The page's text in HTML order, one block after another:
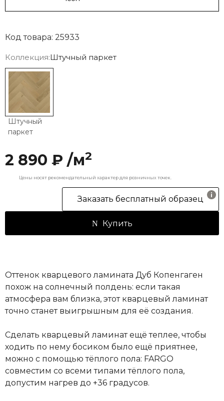
Код товара: 25933
Коллекция:Штучный паркет
Штучный
паркет
2 890 ₽ /м2
Цены носят рекомендательный характер для розничных точек.
Заказать бесплатный образец
Купить
Оттенок кварцевого ламината Дуб Копенгаген
похож на солнечный полдень: если такая
атмосфера вам близка, этот кварцевый ламинат
точно станет выигрышным для её создания.
Сделать кварцевый ламинат ещё теплее, чтобы
ходить по нему босиком было ещё приятнее,
можно с помощью тёплого пола: FARGO
совместим со всеми типами тёплого пола,
допустим нагрев до +36 градусов.